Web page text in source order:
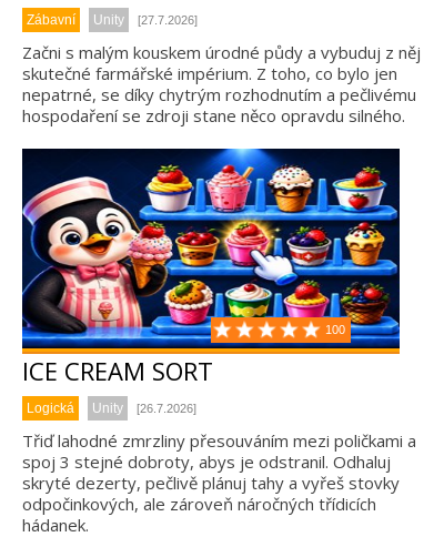
Zábavní Unity [27.7.2026]
Začni s malým kouskem úrodné půdy a vybuduj z něj
skutečné farmářské impérium. Z toho, co bylo jen
nepatrné, se díky chytrým rozhodnutím a pečlivému
hospodaření se zdroji stane něco opravdu silného.
100
ICE CREAM SORT
Logická Unity [26.7.2026]
Třiď lahodné zmrzliny přesouváním mezi poličkami a
spoj 3 stejné dobroty, abys je odstranil. Odhaluj
skryté dezerty, pečlivě plánuj tahy a vyřeš stovky
odpočinkových, ale zároveň náročných třídicích
hádanek.